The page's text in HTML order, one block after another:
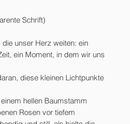
Schrift)
unser Herz weiten: ein
ein Moment, in dem wir uns
diese kleinen Lichtpunkte
hellen Baumstamm
Rosen vor tiefem